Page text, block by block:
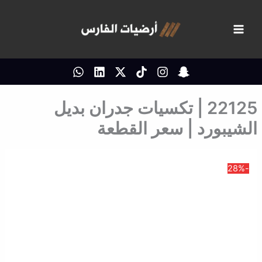
المحتوى
22125 | تكسيات جدران بديل
الشيبورد | سعر القطعة
-28%